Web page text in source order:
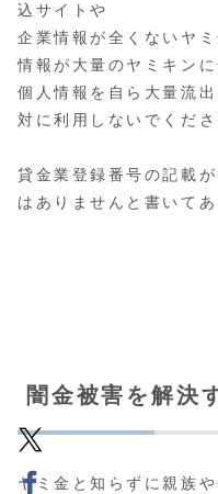
込サイトや
企業情報が全くないヤ
情報が大量のヤミキン
個人情報を自ら大量流
対に利用しないでくださ
貸金業登録番号の記載
はありませんと書いて
闇金被害を解決
ヤミ金と知らずに親族